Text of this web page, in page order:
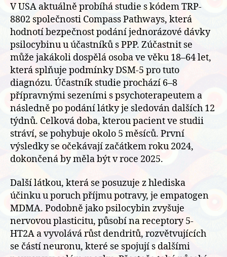
V USA aktuálně probíhá studie s kódem TRP-
8802 společnosti Compass Pathways, která
hodnotí bezpečnost podání jednorázové dávky
psilocybinu u účastníků s PPP. Zúčastnit se
může jakákoli dospělá osoba ve věku 18–64 let,
která splňuje podmínky DSM-5 pro tuto
diagnózu. Účastník studie prochází 6–8
přípravnými sezeními s psychoterapeutem a
následně po podání látky je sledován dalších 12
týdnů. Celková doba, kterou pacient ve studii
stráví, se pohybuje okolo 5 měsíců. První
výsledky se očekávají začátkem roku 2024,
dokončená by měla být v roce 2025.
Další látkou, která se posuzuje z hlediska
účinku u poruch příjmu potravy, je empatogen
MDMA. Podobně jako psilocybin zvyšuje
nervovou plasticitu, působí na receptory 5-
HT2A a vyvolává růst dendritů, rozvětvujících
se částí neuronu, které se spojují s dalšími